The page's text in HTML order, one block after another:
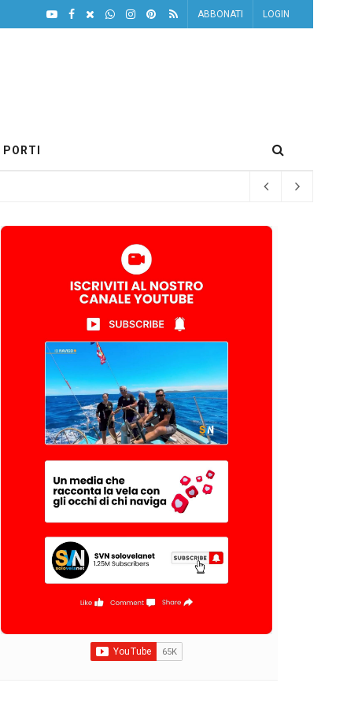
ABBONATI LOGIN
PORTI